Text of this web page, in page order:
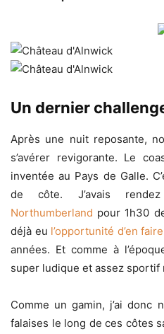
Un dernier
Après une nuit reposante,
s’avérer revigorante. Le
inventée au Pays de Galle.
de côte. J’avais
Northumberland pour 1h30
déjà eu l’opportunité d’en
années. Et comme à
super ludique et assez sportif
Comme un gamin, j’ai donc
falaises le long de ces côtes